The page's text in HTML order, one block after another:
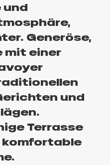
und
Generöse,
mit einer
und
Terrasse
komfortable